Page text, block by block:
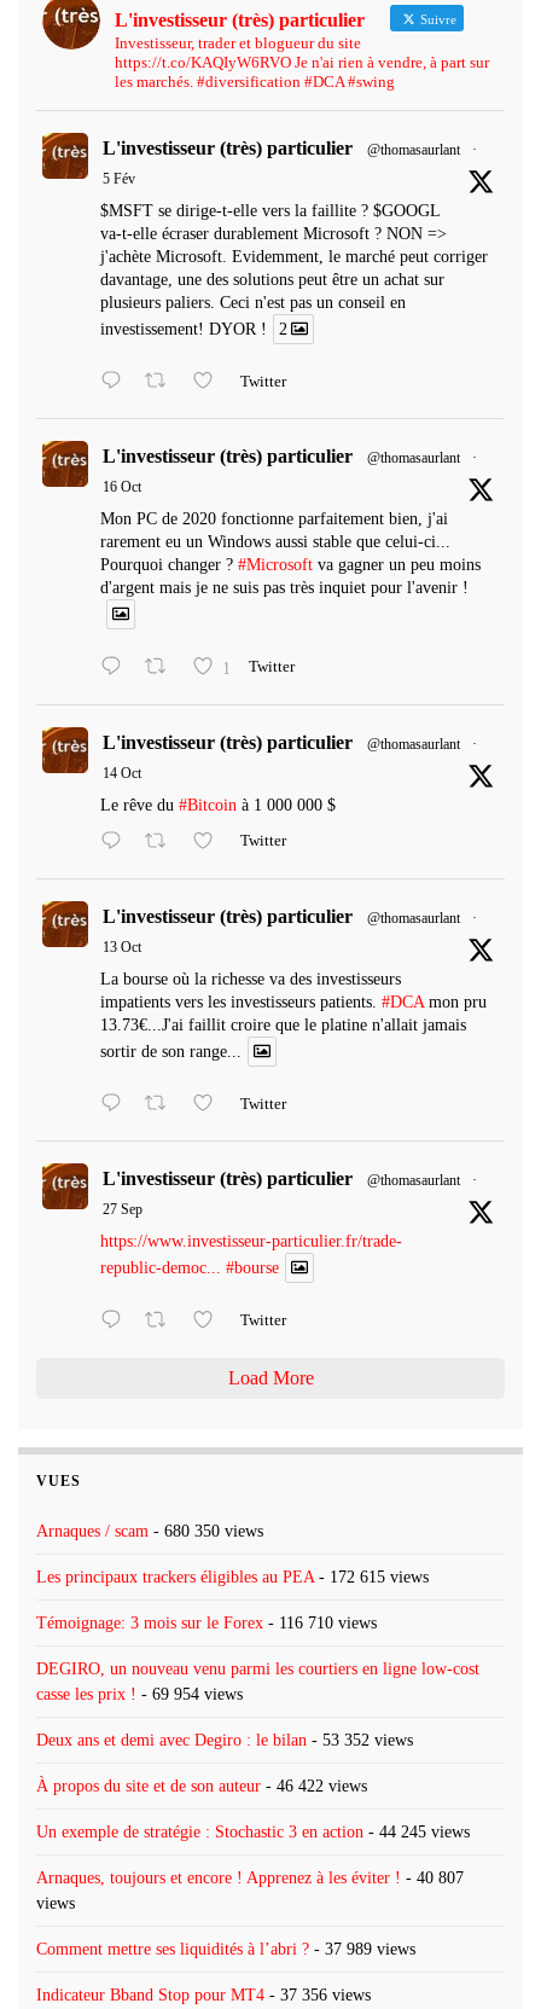
L'investisseur (très) particulier Suivre
Investisseur, trader et blogueur du site
https://t.co/KAQIyW6RVO Je n'ai rien à vendre, à part sur
les marchés. #diversification #DCA #swing
L'investisseur (très) particulier @thomasaurlant
·
5 Fév
$MSFT se dirige-t-elle vers la faillite ? $GOOGL
va-t-elle écraser durablement Microsoft ? NON =>
j'achète Microsoft. Evidemment, le marché peut corriger
davantage, une des solutions peut être un achat sur
plusieurs paliers. Ceci n'est pas un conseil en
investissement! DYOR !
2
Twitter
L'investisseur (très) particulier @thomasaurlant
·
16 Oct
Mon PC de 2020 fonctionne parfaitement bien, j'ai
rarement eu un Windows aussi stable que celui-ci...
Pourquoi changer ? #Microsoft va gagner un peu moins
d'argent mais je ne suis pas très inquiet pour l'avenir !
1 Twitter
L'investisseur (très) particulier @thomasaurlant
·
14 Oct
Le rêve du #Bitcoin à 1 000 000 $
Twitter
L'investisseur (très) particulier @thomasaurlant
·
13 Oct
La bourse où la richesse va des investisseurs
impatients vers les investisseurs patients. #DCA mon pru
13.73€...J'ai faillit croire que le platine n'allait jamais
sortir de son range...
Twitter
L'investisseur (très) particulier @thomasaurlant
·
27 Sep
https://www.investisseur-particulier.fr/trade-
republic-democ... #bourse
Twitter
Load More
VUES
Arnaques / scam - 680 350 views
Les principaux trackers éligibles au PEA - 172 615 views
Témoignage: 3 mois sur le Forex - 116 710 views
DEGIRO, un nouveau venu parmi les courtiers en ligne low-cost
casse les prix ! - 69 954 views
Deux ans et demi avec Degiro : le bilan - 53 352 views
À propos du site et de son auteur - 46 422 views
Un exemple de stratégie : Stochastic 3 en action - 44 245 views
Arnaques, toujours et encore ! Apprenez à les éviter ! - 40 807
views
Comment mettre ses liquidités à l’abri ? - 37 989 views
Indicateur Bband Stop pour MT4 - 37 356 views